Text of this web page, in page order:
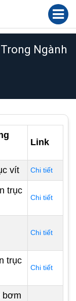
Ngành
Link
vít Chi tiết
trục
Chi tiết
Chi tiết
trục
Chi tiết
bơm